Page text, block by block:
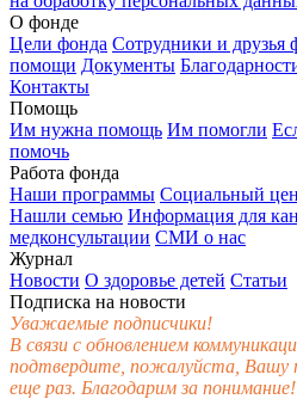
О фонде
Цели фонда Сотрудники и друзья
помощи Документы
Контакты
Помощь
Им нужна помощь Им помогли
помочь
Работа фонда
Наши программы Социальный
Нашли семью Информация для
медконсультации СМИ о нас
Журнал
Новости О здоровье детей Статьи
Подписка на новости
Уважаемые подписчики!
В связи с обновлением
подтвердите, пожалуйста, Вашу
еще раз. Благодарим за понимание!